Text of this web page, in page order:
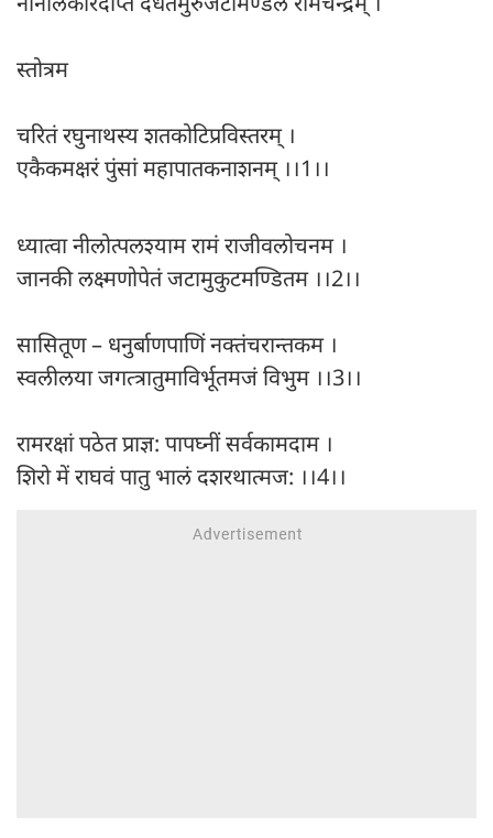
स्तोत्रम
चरितं रघुनाथस्य शतकोटिप्रविस्तरम् ।
एकैकमक्षरं पुंसां महापातकनाशनम् ।।1।।
ध्यात्वा नीलोत्पलश्याम रामं राजीवलोचनम ।
जानकी लक्ष्मणोपेतं जटामुकुटमण्डितम ।।2।।
सासितूण – धनुर्बाणपाणिं नक्तंचरान्तकम ।
स्वलीलया जगत्त्रातुमाविर्भूतमजं विभुम ।।3।।
रामरक्षां पठेत प्राज्ञ: पापघ्नीं सर्वकामदाम ।
शिरो में राघवं पातु भालं दशरथात्मज: ।।4।।